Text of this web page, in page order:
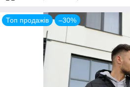
Топ продажів –30%